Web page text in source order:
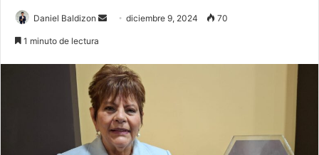
Daniel Baldizon
Senddiciembre 9, 2024 70
1 minuto de lectura